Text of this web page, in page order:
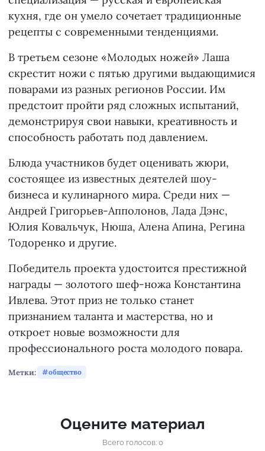
кухня, где он умело сочетает традиционные
рецепты с современными тенденциями.
В третьем сезоне «Молодых ножей» Лаша
скрестит ножи с пятью другими выдающимися
поварами из разных регионов России. Им
предстоит пройти ряд сложных испытаний,
демонстрируя свои навыки, креативность и
способность работать под давлением.
Блюда участников будет оценивать жюри,
состоящее из известных деятелей шоу-
бизнеса и кулинарного мира. Среди них —
Андрей Григорьев-Апполонов, Лада Дэнс,
Юлия Ковальчук, Нюша, Алена Апина, Регина
Тодоренко и другие.
Победитель проекта удостоится престижной
награды — золотого шеф-ножа Константина
Ивлева. Этот приз не только станет
признанием таланта и мастерства, но и
откроет новые возможности для
профессионального роста молодого повара.
Метки: общество
Оцените материал
Всего голосов: 0